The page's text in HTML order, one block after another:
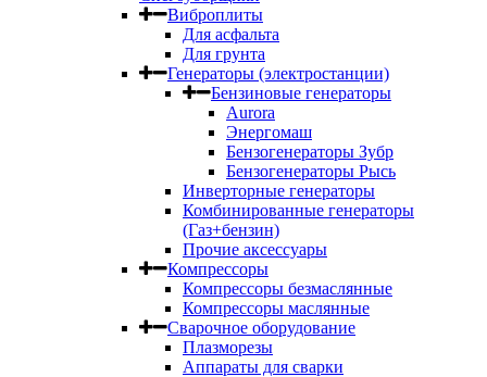
Виброплиты
Для асфальта
Для грунта
Генераторы (электростанции)
Бензиновые генераторы
Aurora
Энергомаш
Бензогенераторы Зубр
Бензогенераторы Рысь
Инверторные генераторы
Комбинированные генераторы
(Газ+бензин)
Прочие аксессуары
Компрессоры
Компрессоры безмаслянные
Компрессоры маслянные
Сварочное оборудование
Плазморезы
Аппараты для сварки